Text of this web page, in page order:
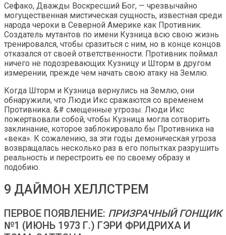
Сефако, Дважды Воскресший Бог, — чрезвычайно
могущественная мистическая сущность, известная среди
народа чероки в Северной Америке как Противник.
Создатель мутантов по имени Кузница всю свою жизнь
тренировался, чтобы сразиться с ним, но в конце концов
отказался от своей ответственности. Противник поймал
ничего не подозревающих Кузницу и Шторм в другом
измерении, прежде чем начать свою атаку на Землю.
Когда Шторм и Кузница вернулись на Землю, они
обнаружили, что Люди Икс сражаются со временем
Противника. &# смещенные угрозы. Люди Икс
пожертвовали собой, чтобы Кузница могла сотворить
заклинание, которое заблокировало бы Противника на
«века». К сожалению, за эти годы демоническая угроза
возвращалась несколько раз в его попытках разрушить
реальность и перестроить ее по своему образу и
подобию.
9 ДАЙМОН ХЕЛЛСТРЕМ
ПЕРВОЕ ПОЯВЛЕНИЕ: ПРИЗРАЧНЫЙ ГОНЩИК
№1 (ИЮНЬ 1973 Г.) ГЭРИ ФРИДРИХА И